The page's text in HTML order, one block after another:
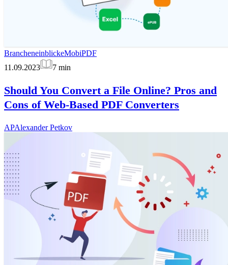
BrancheneinblickeMobiPDF
11.09.2023
7 min
Should You Convert a File Online? Pros and
Cons of Web-Based PDF Converters
APAlexander Petkov